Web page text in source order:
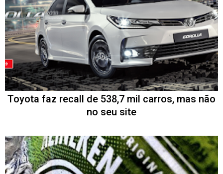
Toyota faz recall de 538,7 mil carros, mas não
no seu site